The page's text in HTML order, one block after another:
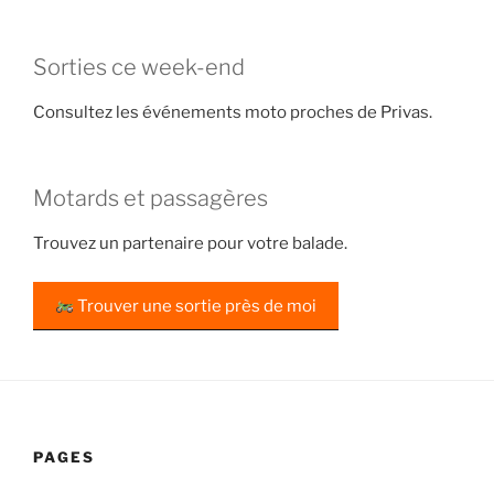
Sorties ce week-end
Consultez les événements moto proches de Privas.
Motards et passagères
Trouvez un partenaire pour votre balade.
Trouver une sortie près de moi
PAGES